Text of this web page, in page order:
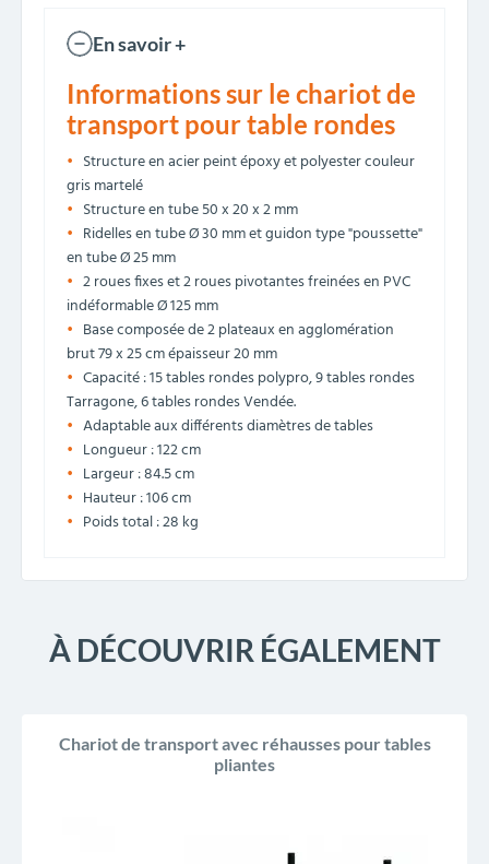
En savoir +
Informations sur le chariot de
transport pour table rondes
Structure en acier peint époxy et polyester couleur
gris martelé
Structure en tube 50 x 20 x 2 mm
Ridelles en tube Ø 30 mm et guidon type "poussette"
en tube Ø 25 mm
2 roues fixes et 2 roues pivotantes freinées en PVC
indéformable Ø 125 mm
Base composée de 2 plateaux en agglomération
brut 79 x 25 cm épaisseur 20 mm
Capacité : 15 tables rondes polypro, 9 tables rondes
Tarragone, 6 tables rondes Vendée.
Adaptable aux différents diamètres de tables
Longueur : 122 cm
Largeur : 84.5 cm
Hauteur : 106 cm
Poids total : 28 kg
À DÉCOUVRIR ÉGALEMENT
Chariot de transport avec réhausses pour tables
pliantes